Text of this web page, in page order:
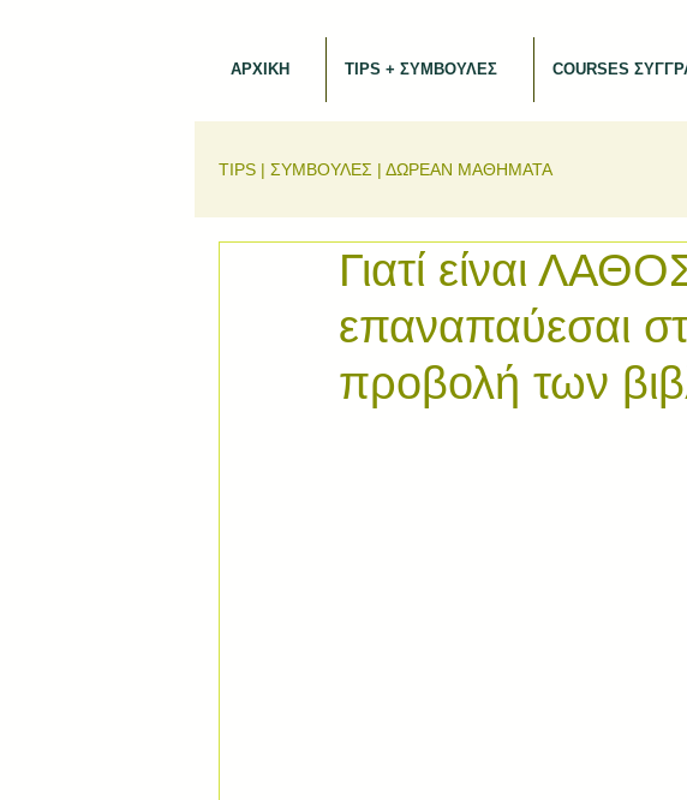
ΑΡΧΙΚΗ TIPS + ΣΥΜΒΟΥΛΕΣ COURSES
TIPS | ΣΥΜΒΟΥΛΕΣ | ΔΩΡΕΑΝ ΜΑΘΗΜΑΤΑ
Γιατί είναι
επαναπαύεσαι
προβολή των